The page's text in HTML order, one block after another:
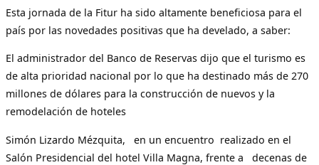
Esta jornada de la Fitur ha sido altamente beneficiosa para el
país por las novedades positivas que ha develado, a saber:
El administrador del Banco de Reservas dijo que el turismo es
de alta prioridad nacional por lo que ha destinado más de 270
millones de dólares para la construcción de nuevos y la
remodelación de hoteles
Simón Lizardo Mézquita, en un encuentro realizado en el
Salón Presidencial del hotel Villa Magna, frente a decenas de